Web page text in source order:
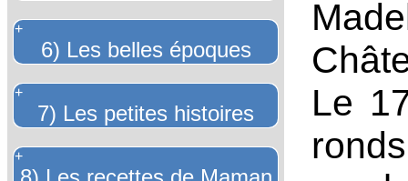
+
6) Les belles époques
+
7) Les petites histoires
+
Le